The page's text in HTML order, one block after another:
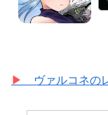
▶︎ ヴァルコネの